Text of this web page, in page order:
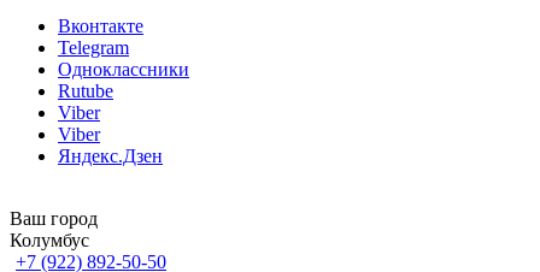
Вконтакте
Telegram
Одноклассники
Rutube
Viber
Viber
Яндекс.Дзен
Ваш город
Колумбус
+7 (922) 892-50-50